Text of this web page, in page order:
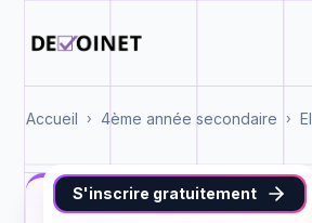
Accueil › 4ème année secondaire ›
S'inscrire gratuitement
Eléctrique bac Techniques